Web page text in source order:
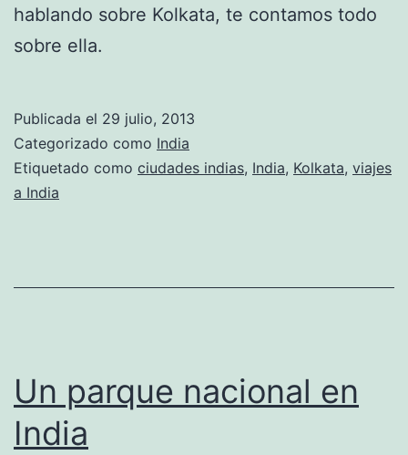
hablando sobre Kolkata, te contamos todo
sobre ella.
Publicada el 29 julio, 2013
Categorizado como India
Etiquetado como ciudades indias, India, Kolkata, viajes
a India
Un parque nacional en
India